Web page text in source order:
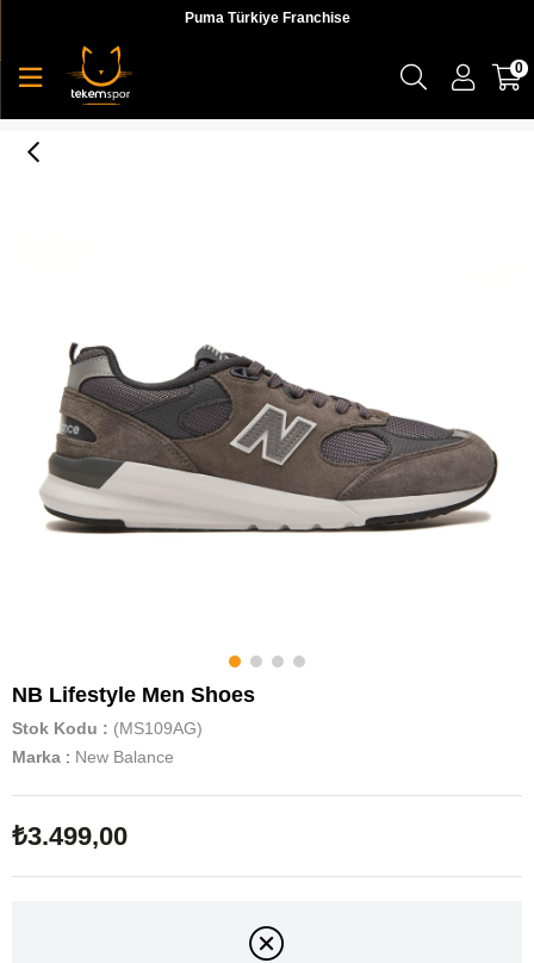
Puma Türkiye Franchise
0
NB Lifestyle Men Shoes
Stok Kodu
(MS109AG)
Marka : New Balance
₺3.499,00